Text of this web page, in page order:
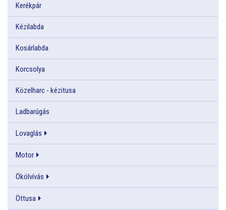
Kerékpár
Kézilabda
Kosárlabda
Korcsolya
Közelharc - kézitusa
Ladbarúgás
Lovaglás
Motor
Ökölvívás
Öttusa